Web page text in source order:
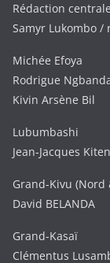
Rédaction centrale
Samyr Lukombo
Michée Efoya
Rodrigue
Kivin Arsène Bil
Lubumbashi
Jean-Jacques
Grand-Kivu (Nord
David BELANDA
Grand-Kasaï
Clémentus